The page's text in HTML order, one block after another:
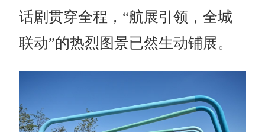
话剧贯穿全程，“航展引领，全城
联动”的热烈图景已然生动铺展。